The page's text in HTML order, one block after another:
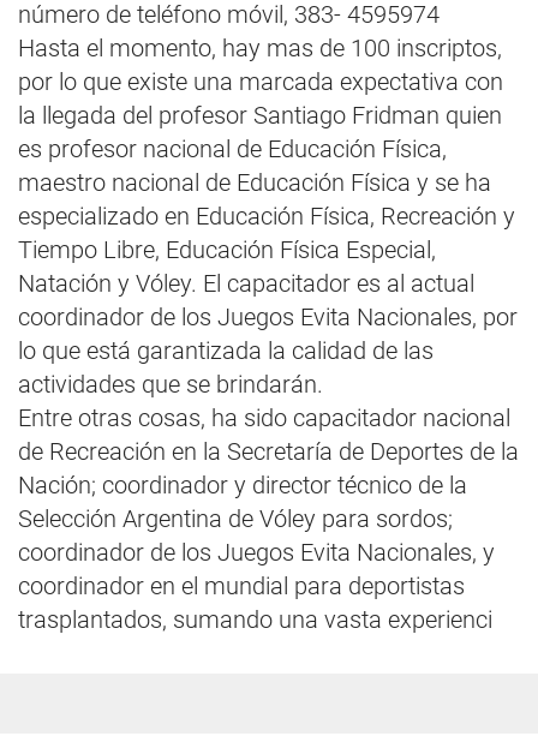
número de teléfono móvil, 383- 4595974
Hasta el momento, hay mas de 100 inscriptos,
por lo que existe una marcada expectativa con
la llegada del profesor Santiago Fridman quien
es profesor nacional de Educación Física,
maestro nacional de Educación Física y se ha
especializado en Educación Física, Recreación y
Tiempo Libre, Educación Física Especial,
Natación y Vóley. El capacitador es al actual
coordinador de los Juegos Evita Nacionales, por
lo que está garantizada la calidad de las
actividades que se brindarán.
Entre otras cosas, ha sido capacitador nacional
de Recreación en la Secretaría de Deportes de la
Nación; coordinador y director técnico de la
Selección Argentina de Vóley para sordos;
coordinador de los Juegos Evita Nacionales, y
coordinador en el mundial para deportistas
trasplantados, sumando una vasta experienci